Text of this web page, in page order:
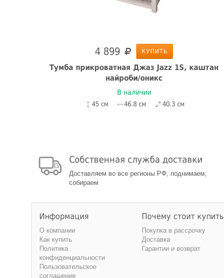
4 899 КУПИТЬ
Тумба прикроватная Джаз Jazz 1S, каштан
найроби/оникс
В наличии
45 см 46.8 см 40.3 см
Собственная служба доставки
Доставляем во все регионы РФ, поднимаем,
собираем
Информация
О компании
Как купить
Политика
конфиденциальности
Пользовательское
соглашение
Почему стоит купить
Покупка в рассрочку
Доставка
Гарантии и возврат